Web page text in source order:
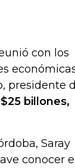
con los
presidente
billones,
Saray
conocer